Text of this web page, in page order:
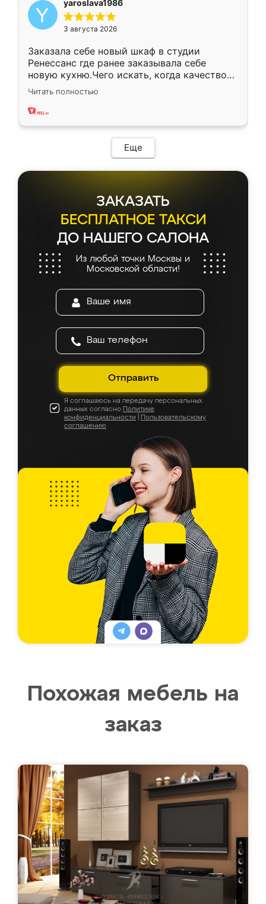
yaroslava1986
3 августа 2026
Заказала себе новый шкаф в студии
Ренессанс где ранее заказывала себе
новую кухню.Чего искать, когда качеством
вполне довольна. Служит кухня уже почти
два года, нареканий нет.
Читать полностью
Еще
ЗАКАЗАТЬ
БЕСПЛАТНОЕ ТАКСИ
ДО НАШЕГО САЛОНА
Из любой точки Москвы и
Московской области!
Отправить
Я соглашаюсь на передачу персональных
данных согласно Политике
конфиденциальности
Пользовательскому
соглашению
Похожая мебель на
заказ